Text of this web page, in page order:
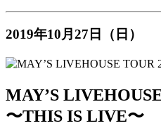
2019年10月27日（日）
MAY’S
〜THIS IS LIVE〜